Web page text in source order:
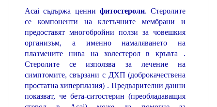
Acai съдържа ценни фитостероли. Стеролите
се компоненти на клетъчните мембрани и
предоставят многобройни ползи за човешкия
организъм, а именно намаляването на
плазмените нива на холестерол в кръвта .
Стеролите се използва за лечение на
симптомите, свързани с ДХП (доброкачествена
простатна хиперплазия) . Предварителни данни
показват, че бета-ситостерин (преобладаващия